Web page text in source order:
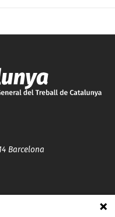
Barcelona